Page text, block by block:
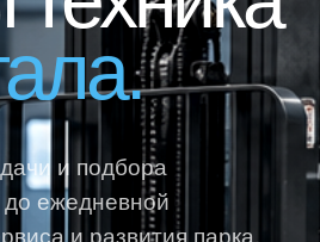
и подбора
ежедневной
и развития парка.